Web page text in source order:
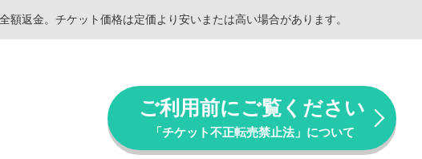
返金。チケット価格は定価より安いまたは高い場合があります。
ご利用前にご覧ください
「チケット不正転売禁止法」について